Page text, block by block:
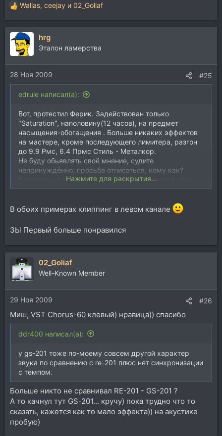
Р
е
а
к
и
и
:
Wallas, ceejay и 02_Goliaf
hrg
Эталон ламерства
28 Ноя 2009 #25
edrule написал(а):
Вот, протестил Ферик. Задействован только
"Saturation", наполовину(12 часов), на предмет
насыщения-обогащения . Больше никаких эффектов
на мастере, кроме последующего лимитера, разгон
до 9.9 Рмс, 6.4 Прмс Стиль - Металкор.
Не буду обьявлять своё мнение, судите
непринуждённо, просьба отписаться, кому как?
В последний момент решил не подписывать файлы,
для бОльшей обьективности.
Нажмите для раскрытия...
В обоих примерах клиппинг в левом канале
ЗЫ Первый больше понравился
02_Goliaf
Well-Known Member
29 Ноя 2009 #26
Миш, VST Chorus-60 клевый) нравица)) спасибо
ddr400 написал(а):
у gs-201 тоже по-моему совсем другой характер
звука по сравнению с re-201 плюс нет синхронизации
с темпом.
Больше никто не сравнивал RE-201 - GS-201 ?
А то качнул тут GS-201... кручу) пока трудно что то
сказать, кажется как то мало эффекта)) на акустике
пробую)